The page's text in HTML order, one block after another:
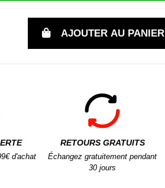
AJOUTER AU PANIER
d'achat
RETOURS GRATUITS
Échangez gratuitement pendant
30 jours